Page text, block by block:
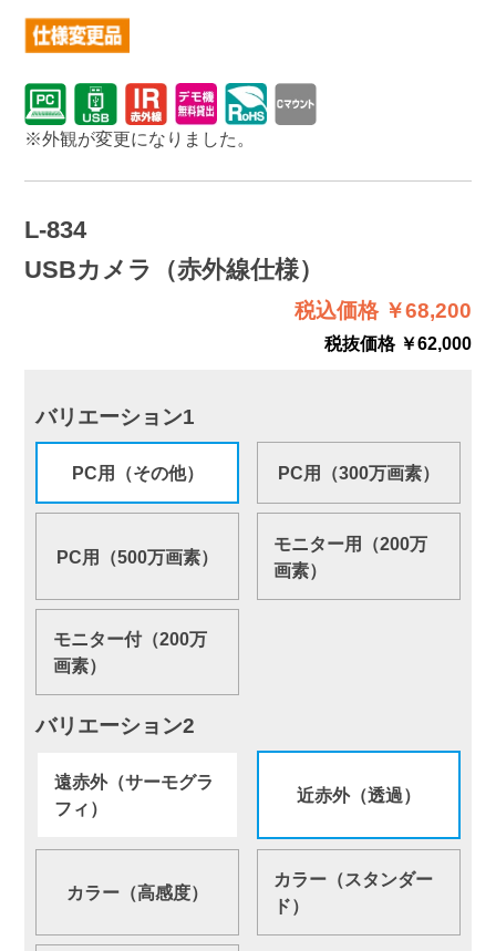
※外観が変更になりました。
L-834
USBカメラ（赤外線仕様）
税込価格 ￥68,200
税抜価格 ￥62,000
バリエーション1
PC用（その他） PC用（300万画素）
PC用（500万画素）
モニター用（200万
画素）
モニター付（200万
画素）
バリエーション2
遠赤外（サーモグラ
フィ）
近赤外（透過）
カラー（高感度）
カラー（スタンダー
ド）